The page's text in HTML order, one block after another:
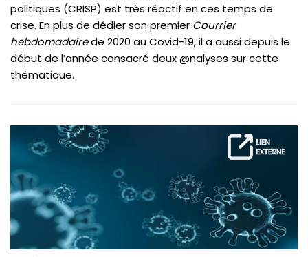
politiques (CRISP) est très réactif en ces temps de
crise. En plus de dédier son premier Courrier
hebdomadairede 2020 au Covid-19, il a aussi depuis le
début de l’année consacré deux @nalyses sur cette
thématique.